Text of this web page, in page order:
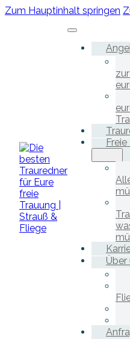
Zum Hauptinhalt springen
Freie
Über